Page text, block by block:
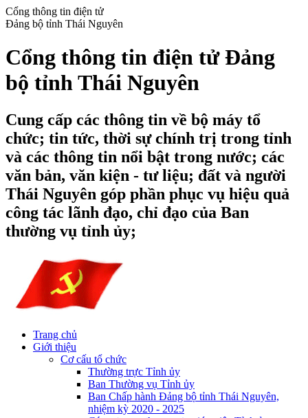
Cổng thông tin điện tử
Đảng bộ tỉnh Thái Nguyên
Cổng thông tin điện tử Đảng
bộ tỉnh Thái Nguyên
Cung cấp các thông tin về bộ máy tổ
chức; tin tức, thời sự chính trị trong tỉnh
và các thông tin nổi bật trong nước; các
văn bản, văn kiện - tư liệu; đất và người
Thái Nguyên góp phần phục vụ hiệu quả
công tác lãnh đạo, chỉ đạo của Ban
thường vụ tỉnh ủy;
Trang chủ
Giới thiệu
Cơ cấu tổ chức
Thường trực Tỉnh ủy
Ban Thường vụ Tỉnh ủy
Ban Chấp hành Đảng bộ tỉnh Thái Nguyên,
nhiệm kỳ 2020 - 2025